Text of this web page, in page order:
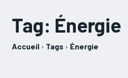
Tag: Énergie
Accueil Tags Énergie